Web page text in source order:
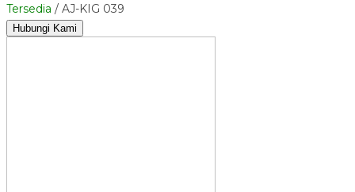
Tersedia / AJ-KIG 039
Hubungi Kami